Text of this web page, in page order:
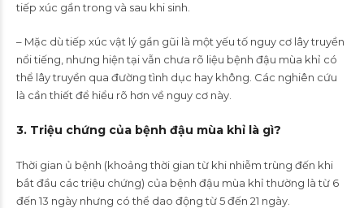
tiếp xúc gần trong và sau khi sinh.
– Mặc dù tiếp xúc vật lý gần gũi là một yếu tố nguy cơ lây truyền
nổi tiếng, nhưng hiện tại vẫn chưa rõ liệu bệnh đậu mùa khỉ có
thể lây truyền qua đường tình dục hay không. Các nghiên cứu
là cần thiết để hiểu rõ hơn về nguy cơ này.
3. Triệu chứng của bệnh đậu mùa khỉ là gì?
Thời gian ủ bệnh (khoảng thời gian từ khi nhiễm trùng đến khi
bắt đầu các triệu chứng) của bệnh đậu mùa khỉ thường là từ 6
đến 13 ngày nhưng có thể dao động từ 5 đến 21 ngày.